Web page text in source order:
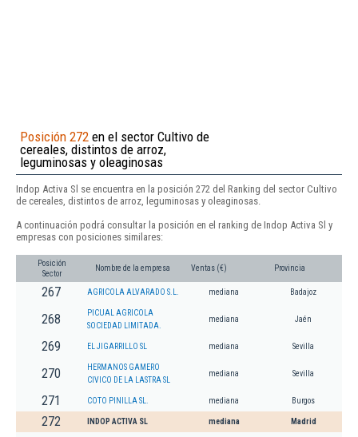
Posición 272 en el sector Cultivo de
cereales, distintos de arroz,
leguminosas y oleaginosas
Indop Activa Sl se encuentra en la posición 272 del Ranking del sector Cultivo
de cereales, distintos de arroz, leguminosas y oleaginosas.
A continuación podrá consultar la posición en el ranking de Indop Activa Sl y
empresas con posiciones similares:
Posición
Sector
Nombre de la empresa Ventas (€) Provincia
267 AGRICOLA ALVARADO S.L. mediana Badajoz
268
PICUAL AGRICOLA
SOCIEDAD LIMITADA.
mediana Jaén
269 EL JIGARRILLO SL mediana Sevilla
270
HERMANOS GAMERO
CIVICO DE LA LASTRA SL
mediana Sevilla
271 COTO PINILLA SL. mediana Burgos
272 INDOP ACTIVA SL mediana Madrid